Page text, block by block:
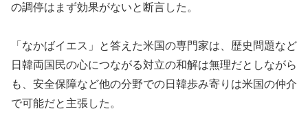
の調停はまず効果がないと断言した。
「なかばイエス」と答えた米国の専門家は、歴史問題など
日韓両国民の心につながる対立の和解は無理だとしながら
も、安全保障など他の分野での日韓歩み寄りは米国の仲介
で可能だと主張した。